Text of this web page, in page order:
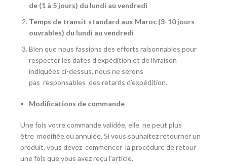
de (1 à 5 jours) du lundi au vendredi
Temps de transit standard aux Maroc (3-10 jours
ouvrables) du lundi au vendredi
Bien que nous fassions des efforts raisonnables pour
respecter les dates d’expédition et de livraison
indiquées ci-dessus, nous ne serons
pas responsables des retards d’expédition.
Modifications de commande
Une fois votre commande validée, elle ne peut plus
être modifiée ou annulée. Si vous souhaitez retourner un
produit, vous devez commencer la procédure de retour
une fois que vous avez reçu l’article.